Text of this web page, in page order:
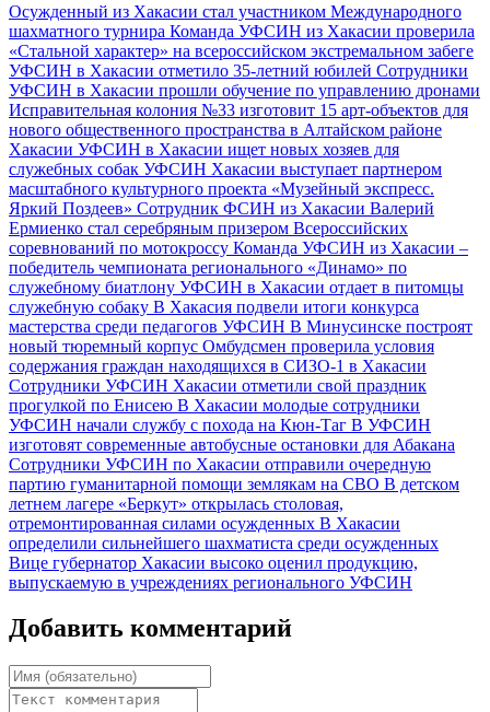
Осужденный из Хакасии стал участником Международного
шахматного турнира Команда УФСИН из Хакасии проверила
«Стальной характер» на всероссийском экстремальном забеге
УФСИН в Хакасии отметило 35-летний юбилей Сотрудники
УФСИН в Хакасии прошли обучение по управлению дронами
Исправительная колония №33 изготовит 15 арт-объектов для
нового общественного пространства в Алтайском районе
Хакасии УФСИН в Хакасии ищет новых хозяев для
служебных собак УФСИН Хакасии выступает партнером
масштабного культурного проекта «Музейный экспресс.
Яркий Поздеев» Сотрудник ФСИН из Хакасии Валерий
Ермиенко стал серебряным призером Всероссийских
соревнований по мотокроссу Команда УФСИН из Хакасии –
победитель чемпионата регионального «Динамо» по
служебному биатлону УФСИН в Хакасии отдает в питомцы
служебную собаку В Хакасия подвели итоги конкурса
мастерства среди педагогов УФСИН В Минусинске построят
новый тюремный корпус Омбудсмен проверила условия
содержания граждан находящихся в СИЗО-1 в Хакасии
Сотрудники УФСИН Хакасии отметили свой праздник
прогулкой по Енисею В Хакасии молодые сотрудники
УФСИН начали службу с похода на Кюн-Таг В УФСИН
изготовят современные автобусные остановки для Абакана
Сотрудники УФСИН по Хакасии отправили очередную
партию гуманитарной помощи землякам на СВО В детском
летнем лагере «Беркут» открылась столовая,
отремонтированная силами осужденных В Хакасии
определили сильнейшего шахматиста среди осужденных
Вице губернатор Хакасии высоко оценил продукцию,
выпускаемую в учреждениях регионального УФСИН
Добавить комментарий